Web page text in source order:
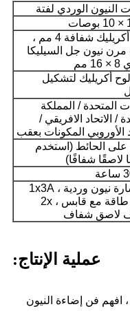
النيون الوردي لفتة
لوحة أكريليك شفافة 4 مم ،
مرن نيون جل السيليكا
مم
أكريليك لتشكيل
المتحدة / المملكة
/ الاتحاد الافريقي /
الأوروبي المكونات بعقب
الحائط (استخدم
لاصقًا شفافًا)
1x إشارة نيون وردية ، 1x3A
مزود طاقة مع قابس ، 2x
لاصق شفاف
عملية الإنتاج:
افهم فن إضاءة النيون